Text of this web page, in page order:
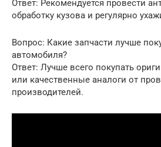
Ответ: Рекомендуется провести
обработку кузова и регулярно
Вопрос: Какие запчасти лучше
автомобиля?
Ответ: Лучше всего покупать
или качественные аналоги от
производителей.